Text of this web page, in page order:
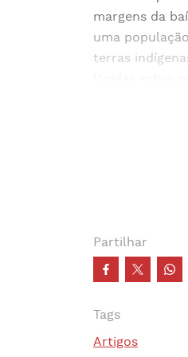
margens da
uma
terras
Em
Partilhar
Tags
Artigos